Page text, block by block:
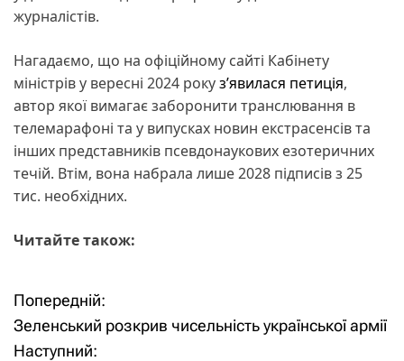
журналістів.
Нагадаємо, що на офіційному сайті Кабінету
міністрів у вересні 2024 рокуз’явилася петиція,
автор якої вимагає заборонити транслювання в
телемарафоні та у випусках новин екстрасенсів та
інших представників псевдонаукових езотеричних
течій. Втім, вона набрала лише 2028 підписів з 25
тис. необхідних.
Читайте також:
Н
а
Попередній:
Зеленський розкрив чисельність української армії
Наступний: